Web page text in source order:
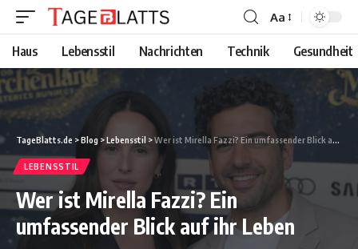
Font
Resizer
Aa
Haus Lebensstil Nachrichten Technik Gesundheit
TageBlatts.de >Blog >Lebensstil >Wer ist Mirella Fazzi? Ein umfassender Blick auf ihr Leben
LEBENSSTIL
Wer ist Mirella Fazzi? Ein
umfassender Blick auf ihr Leben